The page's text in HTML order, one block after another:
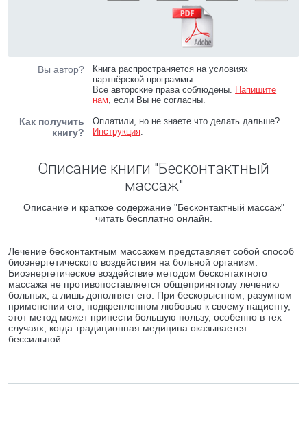
Вы автор?
Книга распространяется на условиях
партнёрской программы.
Все авторские права соблюдены. Напишите
нам, если Вы не согласны.
Как получить
книгу?
Оплатили, но не знаете что делать дальше?
Инструкция.
Описание книги "Бесконтактный
массаж"
Описание и краткое содержание "Бесконтактный массаж"
читать бесплатно онлайн.
Лечение бесконтактным массажем представляет собой способ
биоэнергетического воздействия на больной организм.
Биоэнергетическое воздействие методом бесконтактного
массажа не противопоставляется общепринятому лечению
больных, а лишь дополняет его. При бескорыстном, разумном
применении его, подкрепленном любовью к своему пациенту,
этот метод может принести большую пользу, особенно в тех
случаях, когда традиционная медицина оказывается
бессильной.